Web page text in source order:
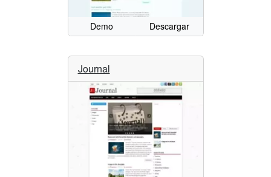
Demo Descargar
Journal